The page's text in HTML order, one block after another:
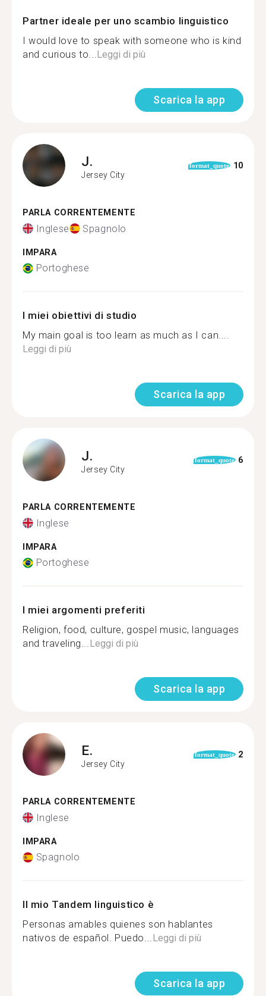
Partner ideale per uno scambio linguistico
I would love to speak with someone who is kind
and curious to...Leggi di più
Scarica la app
J.
Jersey City
format_quote 10
PARLA CORRENTEMENTE
Inglese Spagnolo
IMPARA
Portoghese
I miei obiettivi di studio
My main goal is too learn as much as I can....
Leggi di più
Scarica la app
J.
Jersey City
format_quote 6
PARLA CORRENTEMENTE
Inglese
IMPARA
Portoghese
I miei argomenti preferiti
Religion, food, culture, gospel music, languages
and traveling...Leggi di più
Scarica la app
E.
Jersey City
format_quote 2
PARLA CORRENTEMENTE
Inglese
IMPARA
Spagnolo
Il mio Tandem linguistico è
Personas amables quienes son hablantes
nativos de español. Puedo...Leggi di più
Scarica la app